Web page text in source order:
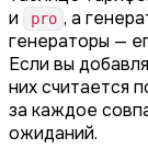
и pro , а
генераторы —
Если вы
них считается
за каждое
ожиданий.